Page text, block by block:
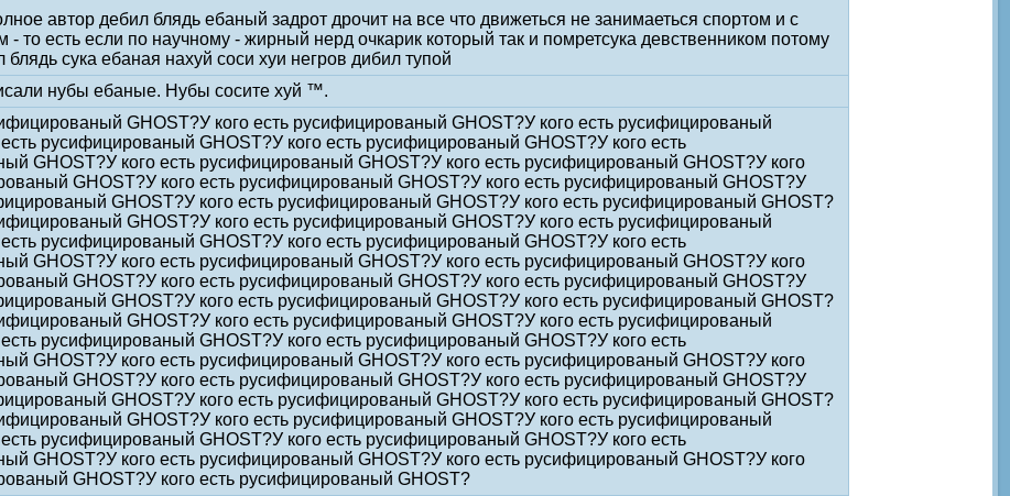
автор дебил блядь ебаный задрот дрочит на все что движеться не занимаеться спортом и с
- то есть если по научному - жирный нерд очкарик который так и помретсука девственником потому
блядь сука ебаная нахуй соси хуи негров дибил тупой
нубы ебаные. Нубы сосите хуй ™.
GHOST?У кого есть русифицированый GHOST?У кого есть русифицированый
русифицированый GHOST?У кого есть русифицированый GHOST?У кого есть
GHOST?У кого есть русифицированый GHOST?У кого есть русифицированый GHOST?У кого
GHOST?У кого есть русифицированый GHOST?У кого есть русифицированый GHOST?У
GHOST?У кого есть русифицированый GHOST?У кого есть русифицированый GHOST?
GHOST?У кого есть русифицированый GHOST?У кого есть русифицированый
русифицированый GHOST?У кого есть русифицированый GHOST?У кого есть
GHOST?У кого есть русифицированый GHOST?У кого есть русифицированый GHOST?У кого
GHOST?У кого есть русифицированый GHOST?У кого есть русифицированый GHOST?У
GHOST?У кого есть русифицированый GHOST?У кого есть русифицированый GHOST?
GHOST?У кого есть русифицированый GHOST?У кого есть русифицированый
русифицированый GHOST?У кого есть русифицированый GHOST?У кого есть
GHOST?У кого есть русифицированый GHOST?У кого есть русифицированый GHOST?У кого
GHOST?У кого есть русифицированый GHOST?У кого есть русифицированый GHOST?У
GHOST?У кого есть русифицированый GHOST?У кого есть русифицированый GHOST?
GHOST?У кого есть русифицированый GHOST?У кого есть русифицированый
русифицированый GHOST?У кого есть русифицированый GHOST?У кого есть
GHOST?У кого есть русифицированый GHOST?У кого есть русифицированый GHOST?У кого
GHOST?У кого есть русифицированый GHOST?